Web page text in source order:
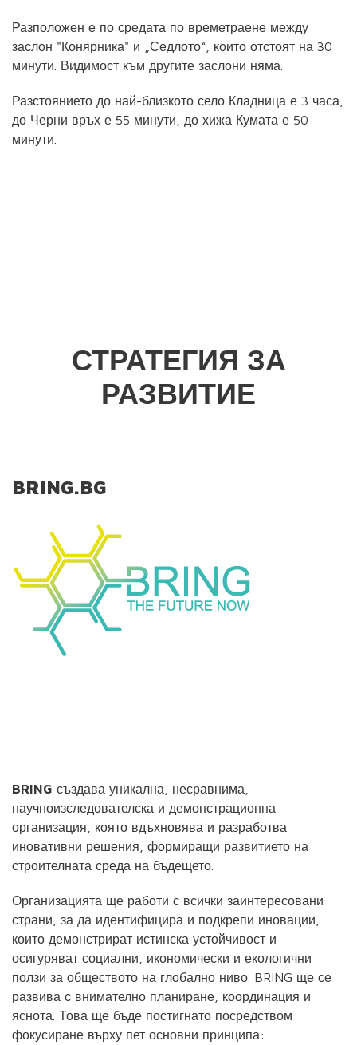
Разположен е по средата по времетраене между
заслон "Конярника" и „Седлото“, които отстоят на 30
минути. Видимост към другите заслони няма.
Разстоянието до най-близкото село Кладница е 3 часа,
до Черни връх е 55 минути, до хижа Кумата е 50
минути.
СТРАТЕГИЯ ЗА
РАЗВИТИЕ
BRING.BG
BRING създава уникална, несравнима,
научноизследователска и демонстрационна
организация, която вдъхновява и разработва
иновативни решения, формиращи развитието на
строителната среда на бъдещето.
Организацията ще работи с всички заинтересовани
страни, за да идентифицира и подкрепи иновации,
които демонстрират истинска устойчивост и
осигуряват социални, икономически и екологични
ползи за обществото на глобално ниво. BRING ще се
развива с внимателно планиране, координация и
яснота. Това ще бъде постигнато посредством
фокусиране върху пет основни принципа: